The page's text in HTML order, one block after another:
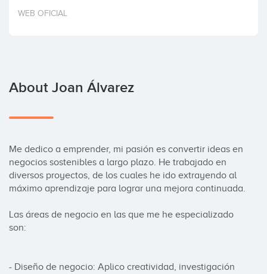
Invest
WEB OFICIAL
About Joan Álvarez
Me dedico a emprender, mi pasión es convertir ideas en
negocios sostenibles a largo plazo. He trabajado en
diversos proyectos, de los cuales he ido extrayendo al
máximo aprendizaje para lograr una mejora continuada.
Las áreas de negocio en las que me he especializado
son:
- Diseño de negocio: Aplico creatividad, investigación